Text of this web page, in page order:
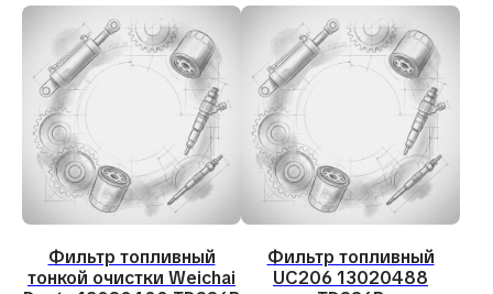
Фильтр топливный
тонкой очистки Weichai
Фильтр топливный
UC206 13020488
Не нашли нужную